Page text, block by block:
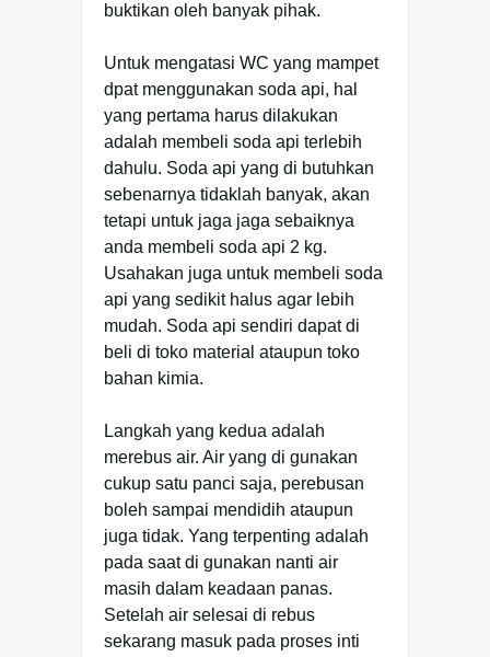
buktikan oleh banyak pihak.
Untuk mengatasi WC yang mampet
dpat menggunakan soda api, hal
yang pertama harus dilakukan
adalah membeli soda api terlebih
dahulu. Soda api yang di butuhkan
sebenarnya tidaklah banyak, akan
tetapi untuk jaga jaga sebaiknya
anda membeli soda api 2 kg.
Usahakan juga untuk membeli soda
api yang sedikit halus agar lebih
mudah. Soda api sendiri dapat di
beli di toko material ataupun toko
bahan kimia.
Langkah yang kedua adalah
merebus air. Air yang di gunakan
cukup satu panci saja, perebusan
boleh sampai mendidih ataupun
juga tidak. Yang terpenting adalah
pada saat di gunakan nanti air
masih dalam keadaan panas.
Setelah air selesai di rebus
sekarang masuk pada proses inti